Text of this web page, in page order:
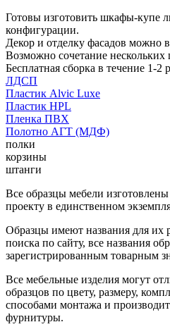
Готовы изготовить шкафы-купе
конфигурации.
Декор и отделку фасадов можно
Возможно сочетание нескольких
Бесплатная сборка в течение 1-2
ЛДСП
Пластик Alvic Luxe
Пластик HPL
Пленка ПВХ
Полотно АГТ (МДФ)
полки
корзины
штанги
Все образцы мебели
проекту в единственном
Образцы имеют названия для их
поиска по сайту, все названия
зарегистрированным товарным
Все мебельные изделия могут
образцов по цвету, размеру,
способами монтажа и
фурнитуры.